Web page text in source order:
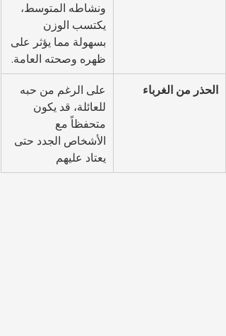
ونشاطه المتوسط،
يكتسب الوزن
بسهولة مما يؤثر على
ظهره وصحته العامة.
الحذر من الغرباء
على الرغم من حبه
للعائلة، قد يكون
متحفظاً مع
الأشخاص الجدد حتى
يعتاد عليهم